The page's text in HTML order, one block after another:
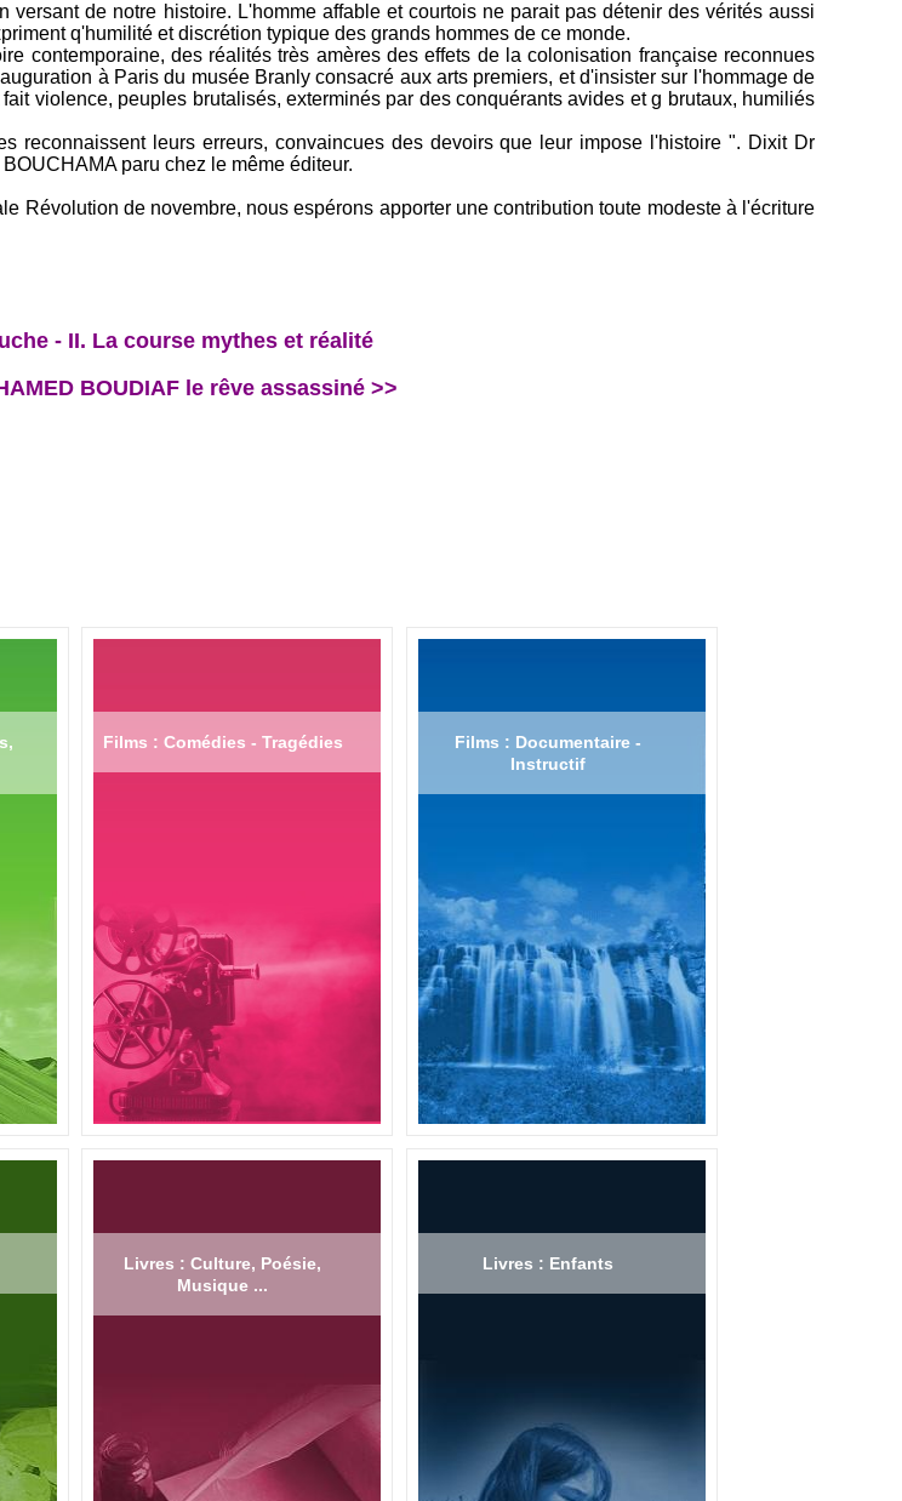
de notre histoire. L'homme affable et courtois ne parait pas détenir des vérités aussi
q'humilité et discrétion typique des grands hommes de ce monde.
contemporaine, des réalités très amères des effets de la colonisation française reconnues
à Paris du musée Branly consacré aux arts premiers, et d'insister sur l'hommage de
violence, peuples brutalisés, exterminés par des conquérants avides et g brutaux, humiliés
reconnaissent leurs erreurs, convaincues des devoirs que leur impose l'histoire ". Dixit Dr
paru chez le même éditeur.
Révolution de novembre, nous espérons apporter une contribution toute modeste à l'écriture
- II. La course mythes et réalité
BOUDIAF le rêve assassiné >>
Films : Comédies - Tragédies
Films : Documentaire -
Instructif
Livres : Culture, Poésie,
Musique ...
Livres : Enfants